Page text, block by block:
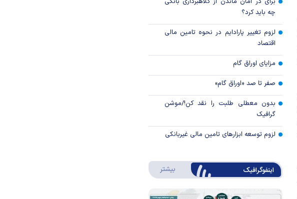
چه باید کرد؟
لزوم تغییر پارادایم در نحوه تامین مالی
اقتصاد
مزایای اوراق گام
صفر تا صد «اوراق گام»
بدون معطلی طلبت را نقد کن!/موشن
گرافیک
لزوم توسعه ابزارهای تامین مالی غیربانکی
اینفوگرافیک بیشتر درباره اینفوگرافیک